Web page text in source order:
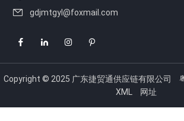
gdjmtgyl@foxmail.com
Copyright © 2025 广东捷贸通供应链有限公司
XML
网址